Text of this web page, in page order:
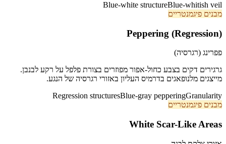
Blue-whitish veil
Blue-white structure
מבנים פיגמנטריים
Peppering (Regression)
פפרינג (רגרסיה)
גרגירים דקים בצבע כחול-אפור מפוזרים בצורת פלפל על רקע לבנבן.
מייצגים מלנופאגים בדרמיס העליון באזורי רגרסיה של הנגע.
Granularity
Blue-gray peppering
Regression structures
מבנים פיגמנטריים
White Scar-Like Areas